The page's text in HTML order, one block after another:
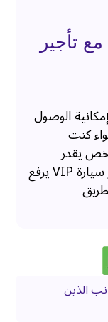
تأجير
الوصول
كنت
يقدر
الأشياء الفاخرة في الحياة، فإن استئجار سيارة VIP يرفع
الذين